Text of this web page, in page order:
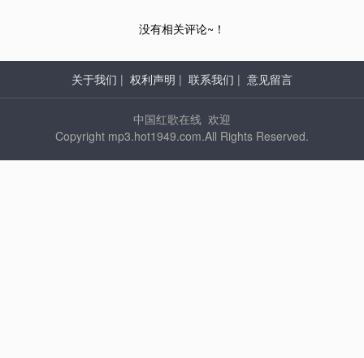
没有相关评论~！
关于我们 | 权利声明 | 联系我们 | 意见留言
中国红歌在线 欢迎
Copyright mp3.hot1949.com.All Rights Reserved.